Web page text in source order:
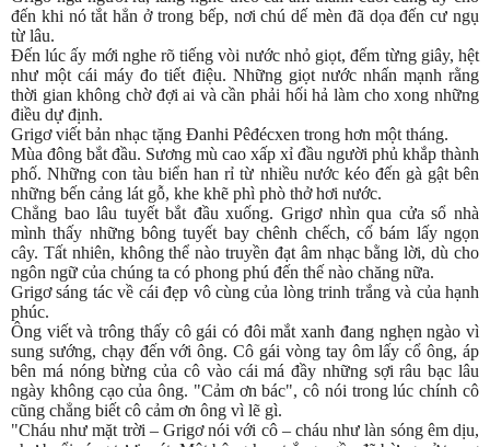
đến khi nó tắt hẳn ở trong bếp, nơi chú dế mèn đã dọa đến cư ngụ
từ lâu.
Đến lúc ấy mới nghe rõ tiếng vòi nước nhỏ giọt, đếm từng giây, hệt
như một cái máy đo tiết điệu. Những giọt nước nhấn mạnh rằng
thời gian không chờ đợi ai và cần phải hối hả làm cho xong những
điều dự định.
Grigơ viết bản nhạc tặng Đanhi Pêđécxen trong hơn một tháng.
Mùa đông bắt đầu. Sương mù cao xấp xỉ đầu người phủ khắp thành
phố. Những con tàu biển han rỉ từ nhiều nước kéo đến gà gật bên
những bến cảng lát gỗ, khe khẽ phì phò thở hơi nước.
Chẳng bao lâu tuyết bắt đầu xuống. Grigơ nhìn qua cửa sổ nhà
mình thấy những bông tuyết bay chênh chếch, cố bám lấy ngọn
cây. Tất nhiên, không thể nào truyền đạt âm nhạc bằng lời, dù cho
ngôn ngữ của chúng ta có phong phú đến thế nào chăng nữa.
Grigơ sáng tác về cái đẹp vô cùng của lòng trinh trắng và của hạnh
phúc.
Ông viết và trông thấy cô gái có đôi mắt xanh đang nghẹn ngào vì
sung sướng, chạy đến với ông. Cô gái vòng tay ôm lấy cổ ông, áp
bên má nóng bừng của cô vào cái má đầy những sợi râu bạc lâu
ngày không cạo của ông. "Cảm ơn bác", cô nói trong lúc chính cô
cũng chẳng biết cô cảm ơn ông vì lẽ gì.
"Cháu như mặt trời – Grigơ nói với cô – cháu như làn sóng êm dịu,